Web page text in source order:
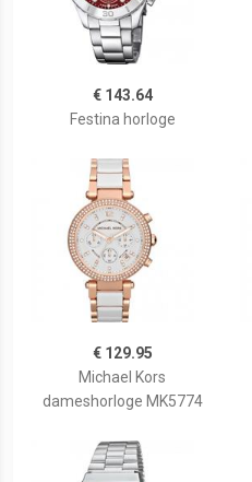
€ 143.64
Festina horloge
€ 129.95
Michael Kors
dameshorloge MK5774